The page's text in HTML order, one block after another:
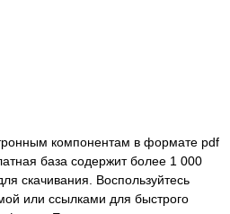
компонентам в формате pdf
база содержит более 1 000
скачивания. Воспользуйтесь
или ссылками для быстрого